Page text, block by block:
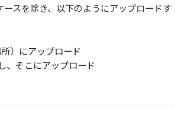
スを除き、以下のようにアップロードす
）にアップロード
、そこにアップロード